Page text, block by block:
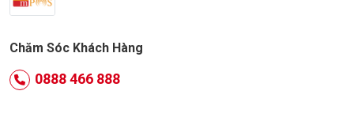
Chăm Sóc Khách Hàng
0888 466 888